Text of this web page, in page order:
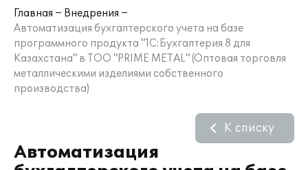
Главная
Внедрения
Автоматизация бухгалтерского учета на базе
программного продукта "1С:Бухгалтерия 8 для
Казахстана" в ТОО "PRIME METAL" (Оптовая торговля
металлическими изделиями собственного
производства)
Автоматизация
К списку